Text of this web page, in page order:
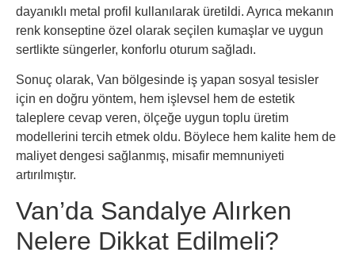
dayanıklı metal profil kullanılarak üretildi. Ayrıca mekanın
renk konseptine özel olarak seçilen kumaşlar ve uygun
sertlikte süngerler, konforlu oturum sağladı.
Sonuç olarak, Van bölgesinde iş yapan sosyal tesisler
için en doğru yöntem, hem işlevsel hem de estetik
taleplere cevap veren, ölçeğe uygun toplu üretim
modellerini tercih etmek oldu. Böylece hem kalite hem de
maliyet dengesi sağlanmış, misafir memnuniyeti
artırılmıştır.
Van’da Sandalye Alırken
Nelere Dikkat Edilmeli?